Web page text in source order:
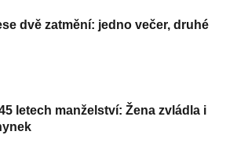
dvě zatmění: jedno večer, druhé
letech manželství: Žena zvládla i